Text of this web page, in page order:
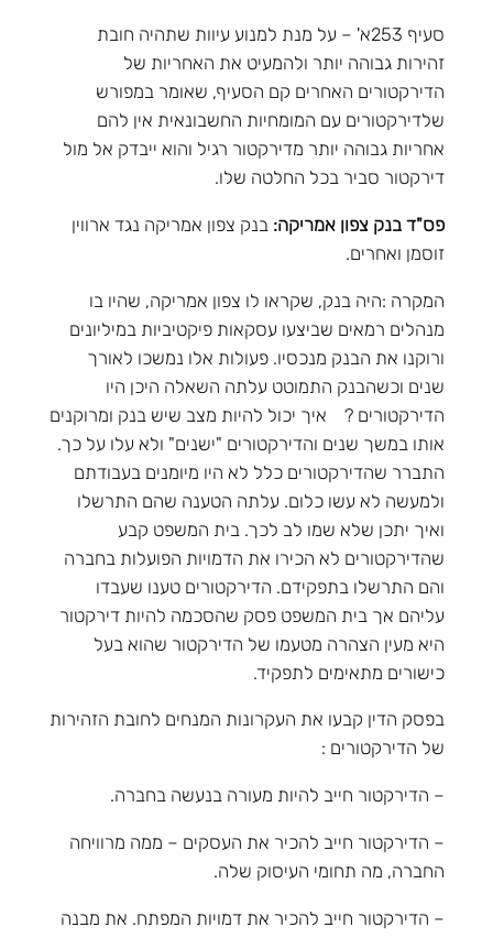
סעיף 253א' – על מנת למנוע עיוות שתהיה חובת
זהירות גבוהה יותר ולהמעיט את האחריות של
הדירקטורים האחרים קם הסעיף, שאומר במפורש
שלדירקטורים עם המומחיות החשבונאית אין להם
אחריות גבוהה יותר מדירקטור רגיל והוא ייבדק אל מול
דירקטור סביר בכל החלטה שלו.
פס"ד בנק צפון אמריקה: בנק צפון אמריקה נגד ארווין
זוסמן ואחרים.
המקרה :היה בנק, שקראו לו צפון אמריקה, שהיו בו
מנהלים רמאים שביצעו עסקאות פיקטיביות במיליונים
ורוקנו את הבנק מנכסיו. פעולות אלו נמשכו לאורך
שנים וכשהבנק התמוטט עלתה השאלה היכן היו
הדירקטורים ? איך יכול להיות מצב שיש בנק ומרוקנים
אותו במשך שנים והדירקטורים "ישנים" ולא עלו על כך.
התברר שהדירקטורים כלל לא היו מיומנים בעבודתם
ולמעשה לא עשו כלום. עלתה הטענה שהם התרשלו
ואיך יתכן שלא שמו לב לכך. בית המשפט קבע
שהדירקטורים לא הכירו את הדמויות הפועלות בחברה
והם התרשלו בתפקידם. הדירקטורים טענו שעבדו
עליהם אך בית המשפט פסק שהסכמה להיות דירקטור
היא מעין הצהרה מטעמו של הדירקטור שהוא בעל
כישורים מתאימים לתפקיד.
בפסק הדין קבעו את העקרונות המנחים לחובת הזהירות
של הדירקטורים :
– הדירקטור חייב להיות מעורה בנעשה בחברה.
– הדירקטור חייב להכיר את העסקים – ממה מרוויחה
החברה, מה תחומי העיסוק שלה.
– הדירקטור חייב להכיר את דמויות המפתח. את מבנה